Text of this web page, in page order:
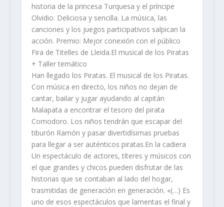
historia de la princesa Turquesa y el príncipe
Olvidio. Deliciosa y sencilla. La música, las
canciones y los juegos participativos salpican la
acción. Premio: Mejor conexión con el público
Fira de Titelles de Lleida.El musical de los Piratas
+ Taller temático
Han llegado los Piratas. El musical de los Piratas.
Con música en directo, los niños no dejan de
cantar, bailar y jugar ayudando al capitán
Malapata a encontrar el tesoro del pirata
Comodoro. Los niños tendrán que escapar del
tiburón Ramón y pasar divertidísimas pruebas
para llegar a ser auténticos piratas.En la cadiera
Un espectáculo de actores, títeres y músicos con
el que grandes y chicos pueden disfrutar de las
historias que se contaban al lado del hogar,
trasmitidas de generación en generación. «(…) Es
uno de esos espectáculos que lamentas el final y